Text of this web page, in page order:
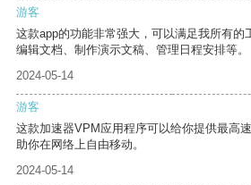
游客
这款app的功能非常强大，可以满足我所有的
编辑文档、制作演示文稿、管理日程安排等。
2024-05-14
游客
这款加速器VPM应用程序可以给你提供最高
助你在网络上自由移动。
2024-05-14